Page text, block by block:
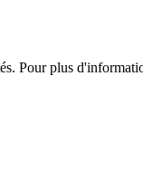
Pour plus